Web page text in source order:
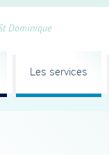
Dominique
Les services